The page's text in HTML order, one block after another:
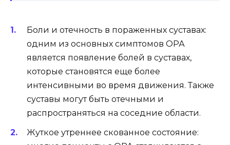
Боли и отечность в пораженных суставах:
одним из основных симптомов ОРА
является появление болей в суставах,
которые становятся еще более
интенсивными во время движения. Также
суставы могут быть отечными и
распространяться на соседние области.
Жуткое утреннее скованное состояние: